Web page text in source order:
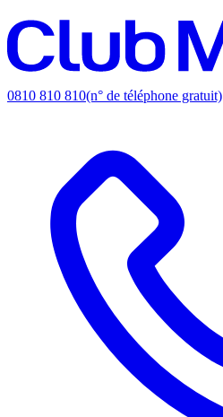
0810 810 810(n° de téléphone gratuit)